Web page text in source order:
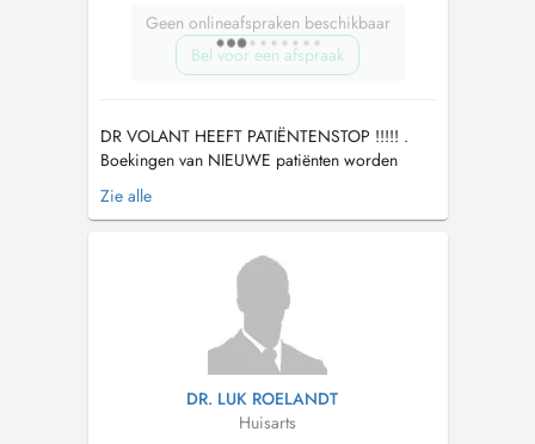
Geen onlineafspraken beschikbaar
Bel voor een afspraak
DR VOLANT HEEFT PATIËNTENSTOP !!!!! .
Boekingen van NIEUWE patiënten worden
geweigerd en TELEFONEREN VOOR NIEUWE
PATIËNTEN HEEFT GEEN ZIN !!!VAKANTIE :
: DR Janssens 03/6648787 ; Dr Weyns
03/5686047 ; DR Roels : 03/6646424 . Het
is mogelijk dat deze 3 dokter...
Zie alle
DR. LUK ROELANDT
Huisarts